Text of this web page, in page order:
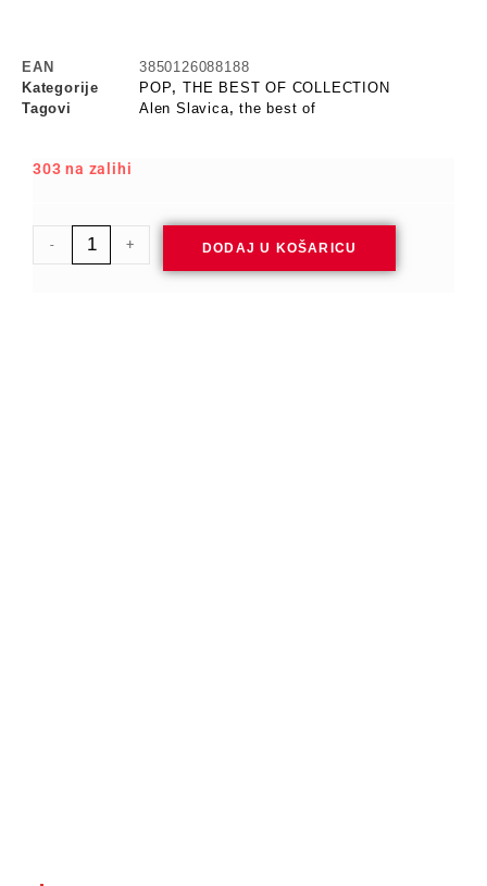
EAN
3850126088188
Kategorije
POP,THE BEST OF COLLECTION
Tagovi
Alen Slavica,the best of
303 na zalihi
- + DODAJ U KOŠARICU